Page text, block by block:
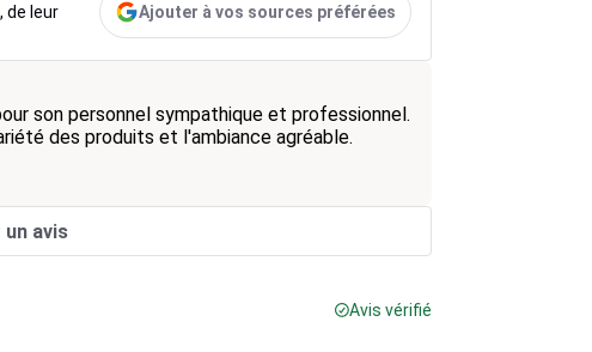
de leur
Ajouter à vos sources préférées
son personnel sympathique et professionnel.
des produits et l'ambiance agréable.
un avis
Avis vérifié